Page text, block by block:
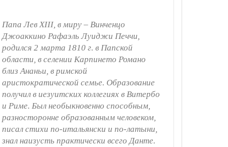
Папа Лев XIII, в миру – Винченцо
Джоаккино Рафаэль Луиджи Печчи,
родился 2 марта 1810 г. в Папской
области, в селении Карпинето Романо
близ Ананьи, в римской
аристократической семье. Образование
получил в иезуитских коллегиях в Витербо
и Риме. Был необыкновенно способным,
разносторонне образованным человеком,
писал стихи по-итальянски и по-латыни,
знал наизусть практически всего Данте.